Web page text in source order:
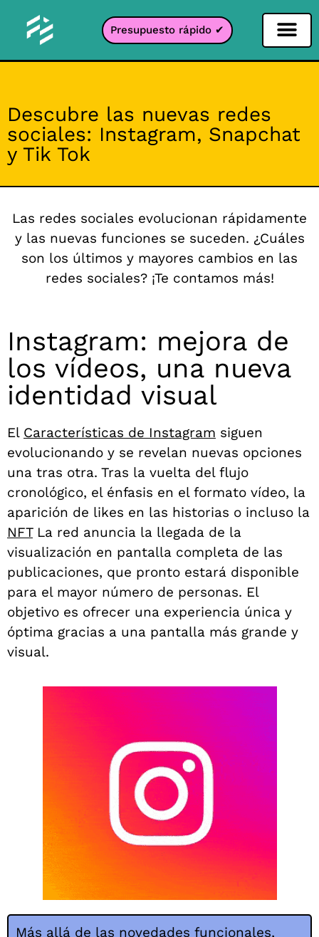
Presupuesto rápido ✔
Descubre las nuevas redes
sociales: Instagram, Snapchat
y Tik Tok
Las redes sociales evolucionan rápidamente
y las nuevas funciones se suceden. ¿Cuáles
son los últimos y mayores cambios en las
redes sociales? ¡Te contamos más!
Instagram: mejora de
los vídeos, una nueva
identidad visual
El Características de Instagram siguen
evolucionando y se revelan nuevas opciones
una tras otra. Tras la vuelta del flujo
cronológico, el énfasis en el formato vídeo, la
aparición de likes en las historias o incluso la
NFTLa red anuncia la llegada de la
visualización en pantalla completa de las
publicaciones, que pronto estará disponible
para el mayor número de personas. El
objetivo es ofrecer una experiencia única y
óptima gracias a una pantalla más grande y
visual.
Más allá de las novedades funcionales,